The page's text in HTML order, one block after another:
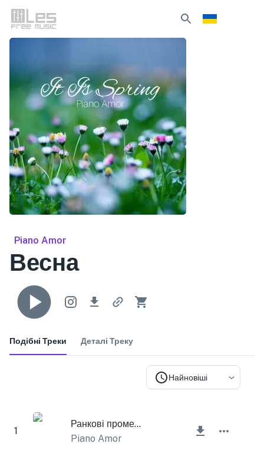
Piano Amor
Весна
Подібні Треки Деталі Треку
Найновіші
1
Ранкові промені
Piano Amor